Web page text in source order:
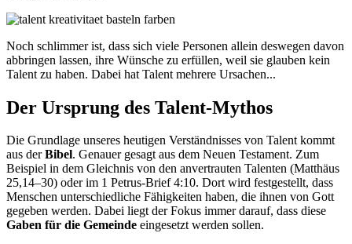
Noch schlimmer ist, dass sich viele Personen allein deswegen davon
abbringen lassen, ihre Wünsche zu erfüllen, weil sie glauben kein
Talent zu haben. Dabei hat Talent mehrere Ursachen...
Der Ursprung des Talent-Mythos
Die Grundlage unseres heutigen Verständnisses von Talent kommt
aus derBibel. Genauer gesagt aus dem Neuen Testament. Zum
Beispiel in dem Gleichnis von den anvertrauten Talenten (Matthäus
25,14–30) oder im 1 Petrus-Brief 4:10. Dort wird festgestellt, dass
Menschen unterschiedliche Fähigkeiten haben, die ihnen von Gott
gegeben werden. Dabei liegt der Fokus immer darauf, dass diese
Gaben für die Gemeinde eingesetzt werden sollen.